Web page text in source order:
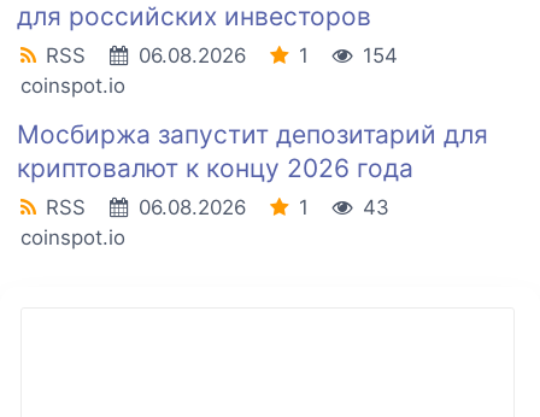
для российских инвесторов
RSS 06.08.2026 1
154
coinspot.io
Мосбиржа запустит депозитарий для
криптовалют к концу 2026 года
RSS 06.08.2026 1
43
coinspot.io